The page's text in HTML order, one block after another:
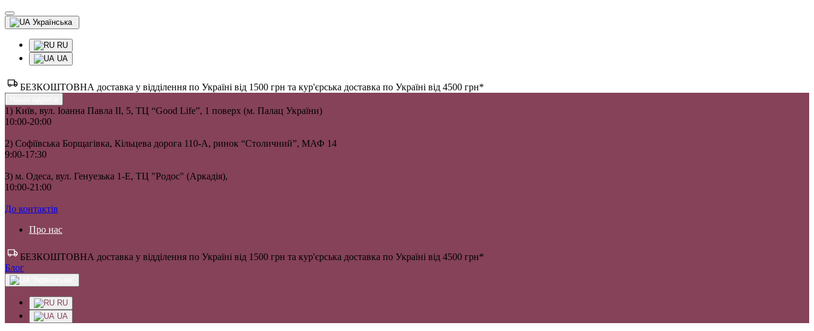
Українська
RU
UA
БЕЗКОШТОВНА доставка у відділення по Україні від 1500 грн та кур'єрська доставка по Україні від 4500 грн*
1) Київ, вул. Іоанна Павла II, 5, ТЦ “Good Life”, 1 поверх (м. Палац України)
10:00-20:00
2) Софіївська Борщагівка, Кільцева дорога 110-А, ринок “Столичний”, МАФ 14
9:00-17:30
3) м. Одеса, вул. Генуезька 1-Е, ТЦ "Родос" (Аркадія),
10:00-21:00
До контактів
Про нас
БЕЗКОШТОВНА доставка у відділення по Україні від 1500 грн та кур'єрська доставка по Україні від 4500 грн*
Блог
RU
UA